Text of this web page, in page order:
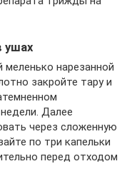
ушах
нарезанной
закройте тару и
Далее
через сложенную
по три капельки
перед отходом